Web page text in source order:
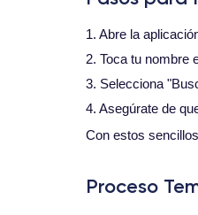
1. Abre la
2. Toca tu nombre
3. Selecciona
4. Asegúrate de
Con estos
Proceso